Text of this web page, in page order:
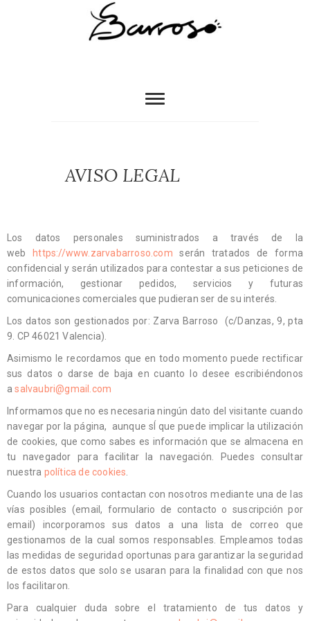
AVISO LEGAL
Los datos personales suministrados a través de la
web
https://www.zarvabarroso.com serán tratados de forma
confidencial y serán utilizados para contestar a sus peticiones de
información, gestionar pedidos, servicios y futuras
comunicaciones comerciales que pudieran ser de su interés.
Los datos son gestionados por: Zarva Barroso (c/Danzas, 9, pta
9. CP 46021 Valencia).
Asimismo le recordamos que en todo momento puede rectificar
sus datos o darse de baja en cuanto lo desee escribiéndonos
asalvaubri@gmail.com
Informamos que no es necesaria ningún dato del visitante cuando
navegar por la página, aunque sÍ que puede implicar la utilización
de cookies, que como sabes es información que se almacena en
tu navegador para facilitar la navegación. Puedes consultar
nuestra política de cookies
Cuando los usuarios contactan con nosotros mediante una de las
vías posibles (email, formulario de contacto o suscripción por
email) incorporamos sus datos a una lista de correo que
gestionamos de la cual somos responsables. Empleamos todas
las medidas de seguridad oportunas para garantizar la seguridad
de estos datos que solo se usaran para la finalidad con que nos
los facilitaron.
Para cualquier duda sobre el tratamiento de tus datos y